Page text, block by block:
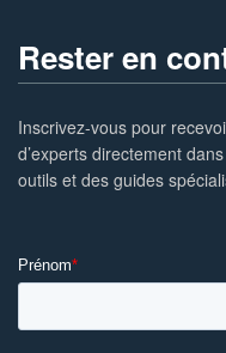
Rester en
Inscrivez-vous pour
d’experts directement
outils et des guides